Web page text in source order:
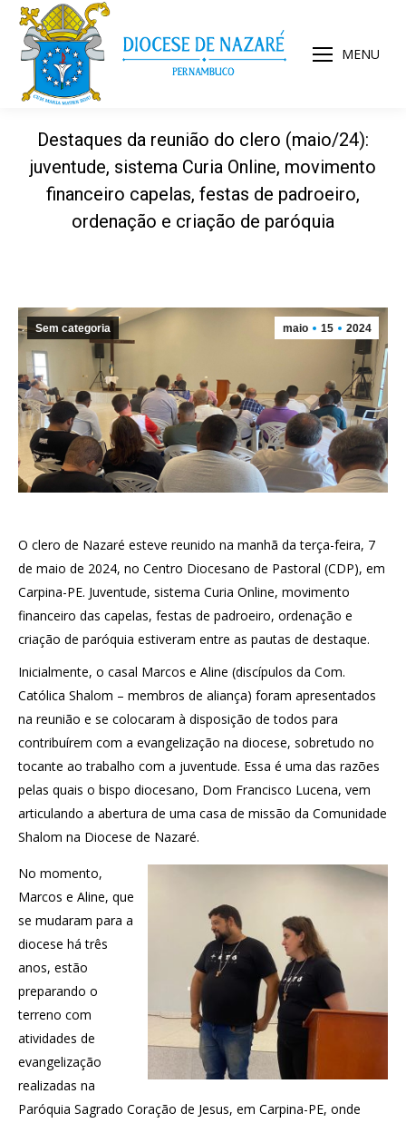
MENU
Destaques da reunião do clero (maio/24):
juventude, sistema Curia Online, movimento
financeiro capelas, festas de padroeiro,
ordenação e criação de paróquia
maio 15 2024
Sem categoria
O clero de Nazaré esteve reunido na manhã da terça-feira, 7
de maio de 2024, no Centro Diocesano de Pastoral (CDP), em
Carpina-PE. Juventude, sistema Curia Online, movimento
financeiro das capelas, festas de padroeiro, ordenação e
criação de paróquia estiveram entre as pautas de destaque.
Inicialmente, o casal Marcos e Aline (discípulos da Com.
Católica Shalom – membros de aliança) foram apresentados
na reunião e se colocaram à disposição de todos para
contribuírem com a evangelização na diocese, sobretudo no
tocante ao trabalho com a juventude. Essa é uma das razões
pelas quais o bispo diocesano, Dom Francisco Lucena, vem
articulando a abertura de uma casa de missão da Comunidade
Shalom na Diocese de Nazaré.
No momento,
Marcos e Aline, que
se mudaram para a
diocese há três
anos, estão
preparando o
terreno com
atividades de
evangelização
realizadas na
Paróquia Sagrado Coração de Jesus, em Carpina-PE, onde